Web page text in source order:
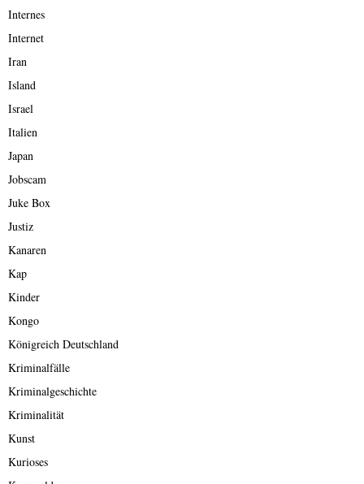
Internes
Internet
Iran
Island
Israel
Italien
Japan
Jobscam
Juke Box
Justiz
Kanaren
Kap
Kinder
Kongo
Königreich Deutschland
Kriminalfälle
Kriminalgeschichte
Kriminalität
Kunst
Kurioses